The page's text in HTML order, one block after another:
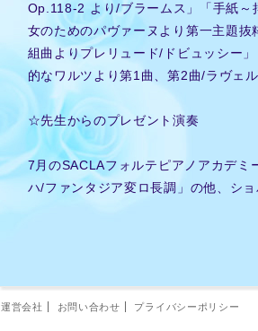
Op.118-2 より/ブラームス」「手紙～
女のためのパヴァーヌより第一主題
組曲よりプレリュード/ドビュッシー
的なワルツより第1曲、第2曲/ラヴェル
☆先生からのプレゼント演奏
7月のSACLAフォルテピアノアカデミ
ハ/ファンタジア変ロ長調」の他、ショ
運営会社 お問い合わせ プライバシーポリシー